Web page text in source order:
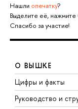
Нашли опечатку?
Выделите её,
Спасибо за участие!
О ВЫШКЕ
Цифры и факты
Руководство и